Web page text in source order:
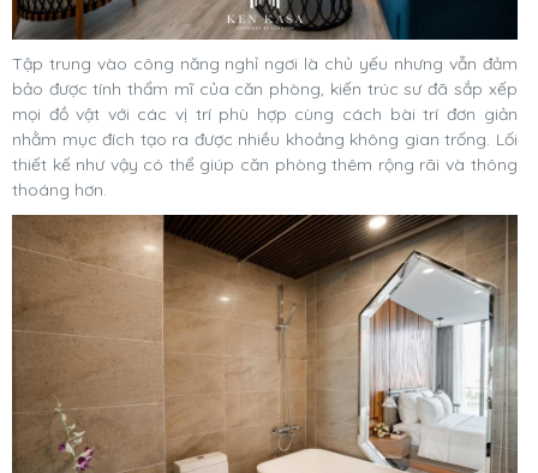
Tập trung vào công năng nghỉ ngơi là chủ yếu nhưng vẫn đảm
bảo được tính thẩm mĩ của căn phòng, kiến trúc sư đã sắp xếp
mọi đồ vật với các vị trí phù hợp cùng cách bài trí đơn giản
nhằm mục đích tạo ra được nhiều khoảng không gian trống. Lối
thiết kế như vậy có thể giúp căn phòng thêm rộng rãi và thông
thoáng hơn.